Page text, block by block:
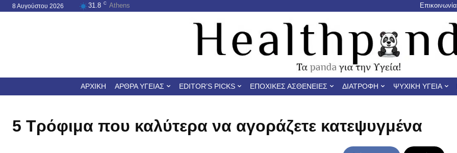
8 Αυγούστου 2026 31.8 C Athens Επικοινωνία
ΑΡΧΙΚΉ ΆΡΘΡΑ ΥΓΕΊΑΣ EDITOR’S PICKS ΕΠΟΧΙΚΈΣ ΑΣΘΈΝΕΙΕΣ ΔΙΑΤΡΟΦΉ ΨΥΧΙΚΉ ΥΓΕΊΑ
5 Τρόφιμα που καλύτερα να αγοράζετε κατεψυγμένα